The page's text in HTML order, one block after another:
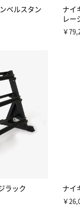
ベルスタン
ナイ
レー
￥
ラック ナイ
￥